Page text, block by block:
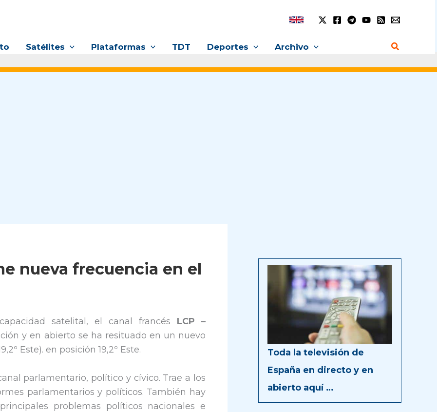
Satélites Plataformas TDT Deportes Archivo Buscar
nueva frecuencia en el
satelital, el canal francés LCP –
y en abierto se ha resituado en un nuevo
Este). en posición 19,2º Este.
parlamentario, político y cívico. Trae a los
parlamentarios y políticos. También hay
problemas políticos nacionales e
Toda la televisión de
España en directo y en
abierto aquí …